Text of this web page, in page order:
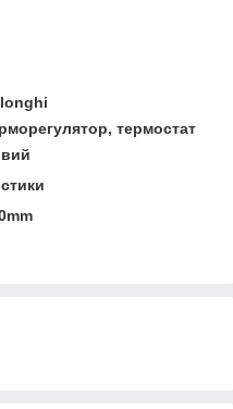
термостат